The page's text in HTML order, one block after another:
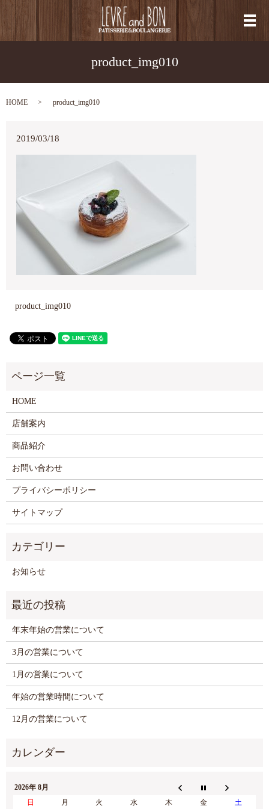
メ
product_img010
HOME product_img010
2019/03/18
product_img010
HOME
店舗案内
商品紹介
お問い合わせ
プライバシーポリシー
サイトマップ
お知らせ
年末年始の営業について
3月の営業について
1月の営業について
年始の営業時間について
12月の営業について
2026年 8月
日
月 火 水 木 金 土